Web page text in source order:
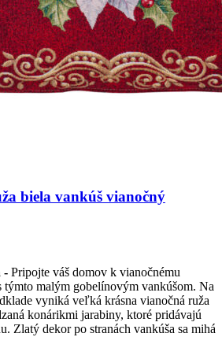
biela vankúš vianočný
- Pripojte váš domov k vianočnému
týmto malým gobelínovým vankúšom. Na
vyniká veľká krásna vianočná ruža
konárikmi jarabiny, ktoré pridávajú
Zlatý dekor po stranách vankúša sa mihá